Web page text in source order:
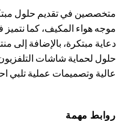
متخصصين في تقديم حلول
موجه هواء المكيف، كما
دعاية مبتكرة، بالإضافة إلى
حلول لحماية شاشات
عالية وتصميمات عملية تلبي
روابط مهمة